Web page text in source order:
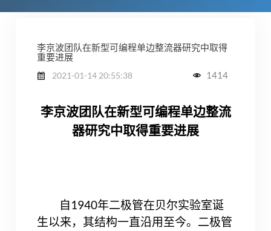
李京波团队在新型可编程单边整流器研究中取得
重要进展
2021-01-14 20:55:38 1414
李京波团队在新型可编程单边整流
器研究中取得重要进展
自 1940年二极管在贝尔实验室诞
生以来，其结构一直沿用至今。二极管